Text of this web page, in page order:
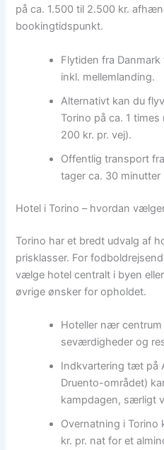
på ca. 1.500 til 2.500 kr.
bookingtidspunkt.
Flytiden fra
inkl. mellemlanding.
Alternativt kan du
Torino på ca. 1
200 kr. pr. vej).
Offentlig transport
tager ca. 30 minutter
Hotel i Torino – hvordan
Torino har et bredt udvalg af
prisklasser. For
vælge hotel centralt i byen
øvrige ønsker for opholdet.
Hoteller nær
seværdigheder og
Indkvartering tæt på
Druento-området)
kampdagen, særligt
Overnatning i
kr. pr. nat for et